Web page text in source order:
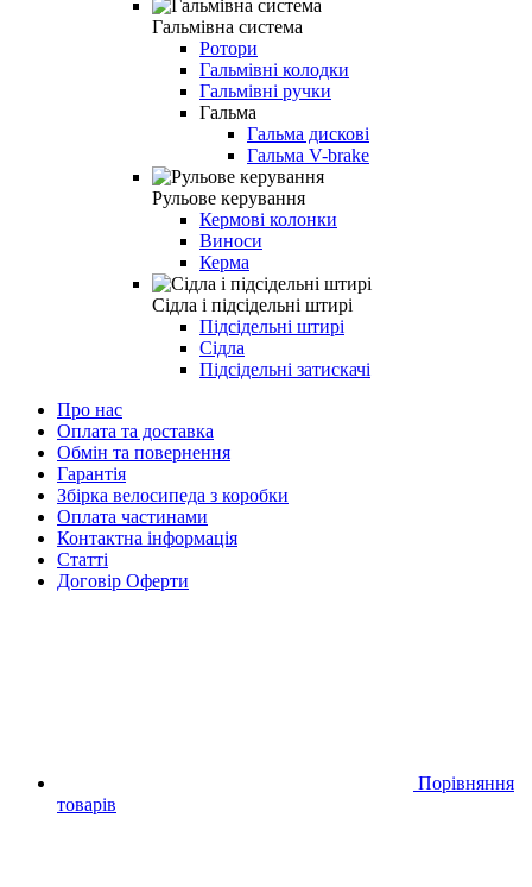
Гальмівна система
Ротори
Гальмівні колодки
Гальмівні ручки
Гальма
Гальма дискові
Гальма V-brake
Рульове керування
Кермові колонки
Виноси
Керма
Сідла і підсідельні штирі
Підсідельні штирі
Сідла
Підсідельні затискачі
Про нас
Оплата та доставка
Обмін та повернення
Гарантія
Збірка велосипеда з коробки
Оплата частинами
Контактна інформація
Статті
Договір Оферти
Порівняння
товарів